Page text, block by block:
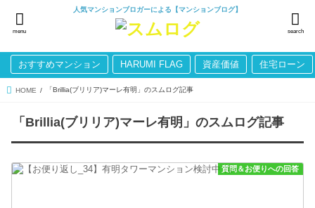
人気マンションブロガーによる【マンションブログ】
search
menu
おすすめマンション HARUMI FLAG 資産価値 住宅ローン
HOME 「Brillia(ブリリア)マーレ有明」のスムログ記事
「Brillia(ブリリア)マーレ有明」のスムログ記事
質問＆お便りへの回答